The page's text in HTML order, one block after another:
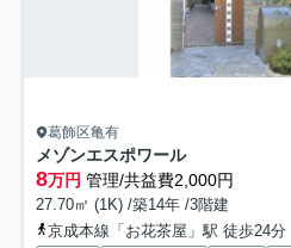
葛飾区亀有
メゾンエスポワール
8万円 管理/共益費2,000円
27.70㎡ (1K) /築14年 /3階建
京成本線「お花茶屋」駅 徒歩24分